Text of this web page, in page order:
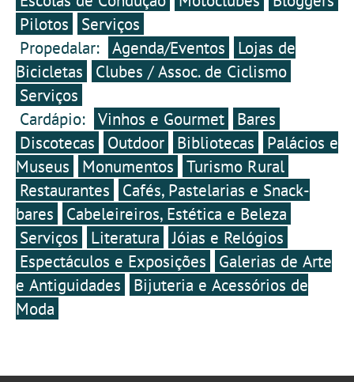
Pilotos
Serviços
Propedalar: Agenda/Eventos
Lojas de
Bicicletas
Clubes / Assoc. de Ciclismo
Serviços
Cardápio: Vinhos e Gourmet
Bares
Discotecas
Outdoor Bibliotecas
Palácios e
Museus
Monumentos
Turismo Rural
Restaurantes
Cafés, Pastelarias e Snack-
bares
Cabeleireiros, Estética e Beleza
Serviços
Literatura
Jóias e Relógios
Espectáculos e Exposições
Galerias de Arte
e Antiguidades
Bijuteria e Acessórios de
Moda